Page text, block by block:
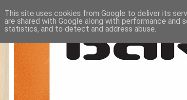
This site uses cookies from Google to deliver its
are shared with Google along with performance
statistics, and to detect and address abuse.